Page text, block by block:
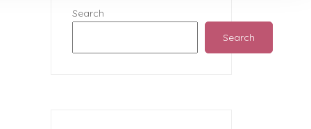
Search
Search